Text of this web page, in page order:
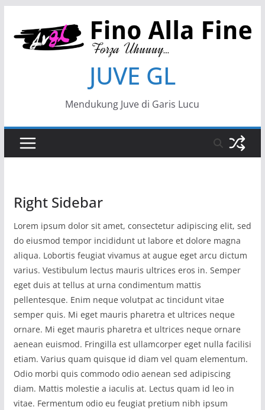
JUVE GL
Mendukung Juve di Garis Lucu
Right Sidebar
Lorem ipsum dolor sit amet, consectetur adipiscing elit, sed
do eiusmod tempor incididunt ut labore et dolore magna
aliqua. Lobortis feugiat vivamus at augue eget arcu dictum
varius. Vestibulum lectus mauris ultrices eros in. Semper
eget duis at tellus at urna condimentum mattis
pellentesque. Enim neque volutpat ac tincidunt vitae
semper quis. Mi eget mauris pharetra et ultrices neque
ornare. Mi eget mauris pharetra et ultrices neque ornare
aenean euismod. Fringilla est ullamcorper eget nulla facilisi
etiam. Varius quam quisque id diam vel quam elementum.
Odio morbi quis commodo odio aenean sed adipiscing
diam. Mattis molestie a iaculis at. Lectus quam id leo in
vitae. Fermentum odio eu feugiat pretium nibh ipsum